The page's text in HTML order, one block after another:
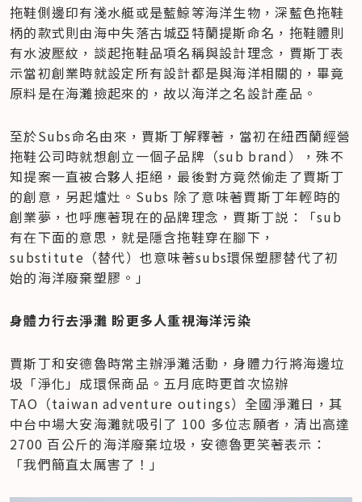
拖鞋側邊印有淺水艇或是藍鯨等海洋生物，深藍色拖鞋
柄的款式則由海中失落古城亞特蘭提斯命名，拖鞋體則
有水波壓紋，談起拖鞋品項名稱與設計理念，賈斯丁表
示當初創業時就設定所有設計都是與海洋相關的，畢竟
原料是在海灘撿起來的，故以海洋之名設計產品。
至於Subs命名由來，賈斯丁解釋著，當初在紐西蘭經營
拖鞋公司時就想創立一個子品牌（sub brand），殊不
知提案一直被合夥人拒絕，最後對方竟然偷走了賈斯丁
的創意，另起爐灶。Subs 除了意味著賈斯丁年輕時的
創業夢，也呼應著現在的品牌理念，賈斯丁説：「sub
有在下面的意思，就是隱含拖鞋穿在腳下，
substitute（替代）也意味著subs環保塑膠替代了初
始的海洋廢棄塑膠。」
身體力行去淨灘 盼更多人重視海洋污染
賈斯丁和安德魯時常主辦淨灘活動，身體力行將海邊垃
圾「淨化」成環保商品。五月底時更首次協辦
TAO（taiwan adventure outings）全國淨灘日，其
中台中場大安海灘就吸引了 100 多位志願者，清出高達
2700 百公斤的海洋廢棄垃圾，安德魯更笑著表示：
「我們簡直太厲害了！」